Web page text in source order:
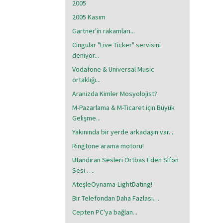
2005
2005 Kasım
Gartner'in rakamları...
Cingular "Live Ticker" servisini
deniyor...
Vodafone & Universal Music
ortaklığı...
Aranizda Kimler Mosyolojist?
M-Pazarlama & M-Ticaret için Büyük
Gelişme...
Yakınında bir yerde arkadaşın var...
Ringtone arama motoru!
Utandıran Sesleri Örtbas Eden Sifon
Sesi ….
AteşleOynama-LightDating!
Bir Telefondan Daha Fazlası…
Cepten PC'ya bağlan...